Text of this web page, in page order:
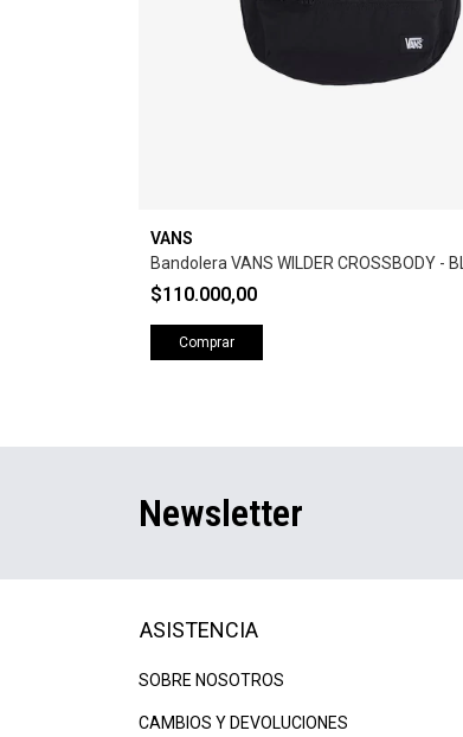
VANS
Bandolera VANS WILDER CROSSBODY -
$110.000,00
Comprar
Newsletter
ASISTENCIA
SOBRE NOSOTROS
CAMBIOS Y DEVOLUCIONES